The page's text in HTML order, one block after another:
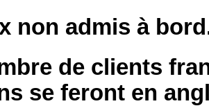
non admis à
de clients
se feront en